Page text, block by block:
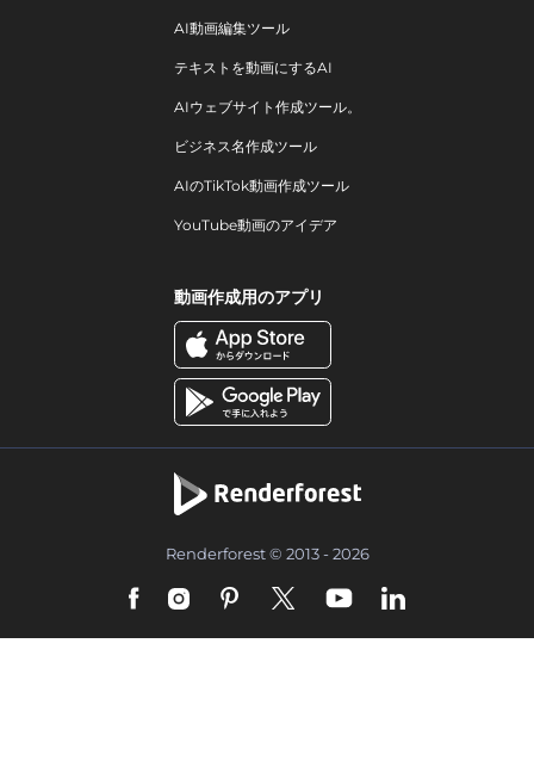
AI動画編集ツール
テキストを動画にするAI
AIウェブサイト作成ツール。
ビジネス名作成ツール
AIのTikTok動画作成ツール
YouTube動画のアイデア
動画作成用のアプリ
Renderforest © 2013 - 2026